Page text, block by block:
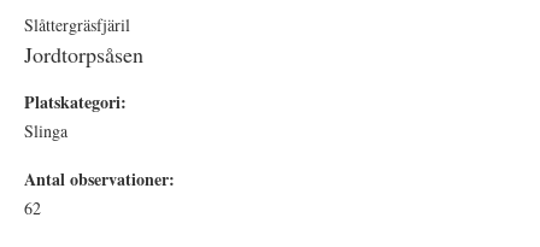
Slåttergräsfjäril
Jordtorpsåsen
Platskategori:
Slinga
Antal observationer:
62